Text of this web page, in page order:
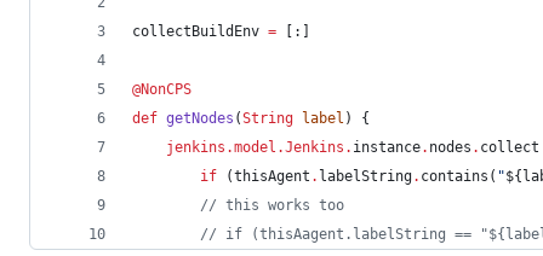
collectBuildEnv = [:]
@NonCPS
def getNodes (String label ) {
jenkins.model.Jenkins . instance. nodes .
if (thisAgent . labelString. contains( "${
// this works too
// if (thisAagent.labelString ==